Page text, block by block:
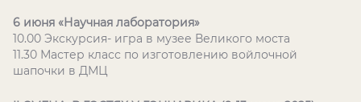
6 июня «Научная лаборатория»
10.00 Экскурсия- игра в музее Великого моста
11.30 Мастер класс по изготовлению войлочной
шапочки в ДМЦ